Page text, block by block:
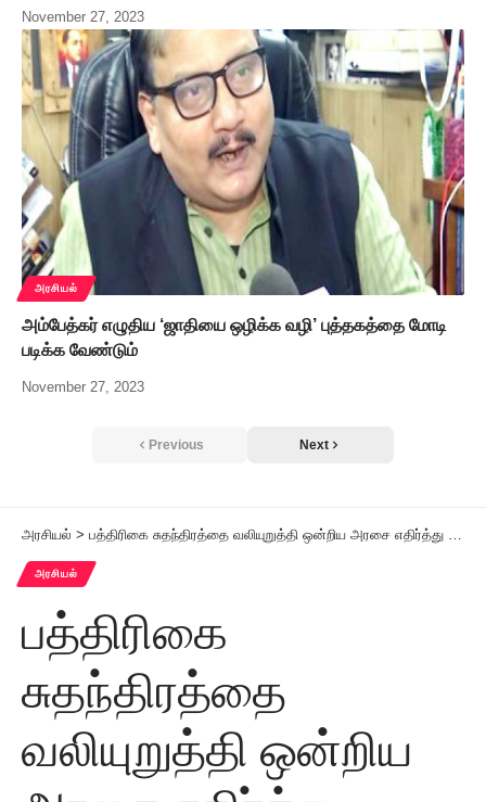
November 27, 2023
அரசியல்
அம்பேத்கர் எழுதிய ‘ஜாதியை ஒழிக்க வழி’ புத்தகத்தை மோடி
படிக்க வேண்டும்
November 27, 2023
Previous Next
அரசியல் > பத்திரிகை சுதந்திரத்தை வலியுறுத்தி ஒன்றிய அரசை எதிர்த்து இந்திய மாணவர் சங்கம் ஆர்ப்பாட்டம்
அரசியல்
பத்திரிகை
சுதந்திரத்தை
வலியுறுத்தி ஒன்றிய